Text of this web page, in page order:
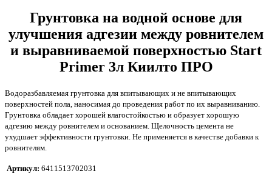
Грунтовка на водной основе для
улучшения адгезии между ровнителем
и выравниваемой поверхностью Start
Primer 3л Киилто ПРО
Водоразбавляемая грунтовка для впитывающих и не впитывающих
поверхностей пола, наносимая до проведения работ по их выравниванию.
Грунтовка обладает хорошей влагостойкостью и образует хорошую
адгезию между ровнителем и основанием. Щелочность цемента не
ухудшает эффективности грунтовки. Не применяется в качестве добавки к
ровнителям.
Артикул: 6411513702031